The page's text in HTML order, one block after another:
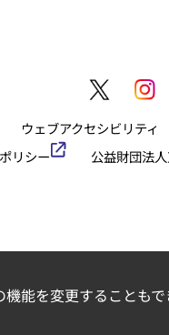
能を変更することもで
ウェブアクセシビリティ
リシー
公益財団法